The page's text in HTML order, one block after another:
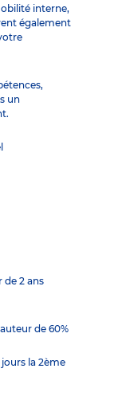
interne,
également
un
de 2 ans
de 60%
jours la 2ème